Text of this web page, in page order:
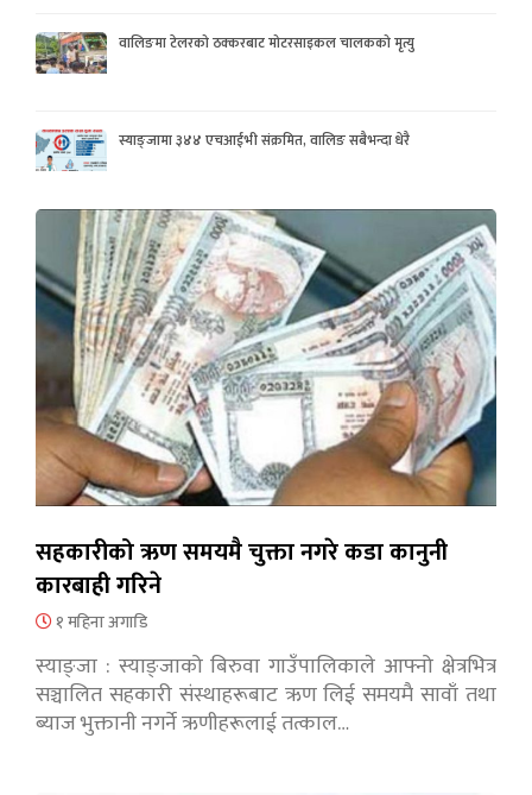
वालिङमा टेलरको ठक्करबाट मोटरसाइकल चालकको मृत्यु
स्याङ्जामा ३४४ एचआईभी संक्रमित, वालिङ सबैभन्दा धेरै
सहकारीको ऋण समयमै चुक्ता नगरे कडा कानुनी
कारबाही गरिने
१ महिना अगाडि
स्याङ्जा : स्याङ्जाको बिरुवा गाउँपालिकाले आफ्नो क्षेत्रभित्र
सञ्चालित सहकारी संस्थाहरूबाट ऋण लिई समयमै सावाँ तथा
ब्याज भुक्तानी नगर्ने ऋणीहरूलाई तत्काल…